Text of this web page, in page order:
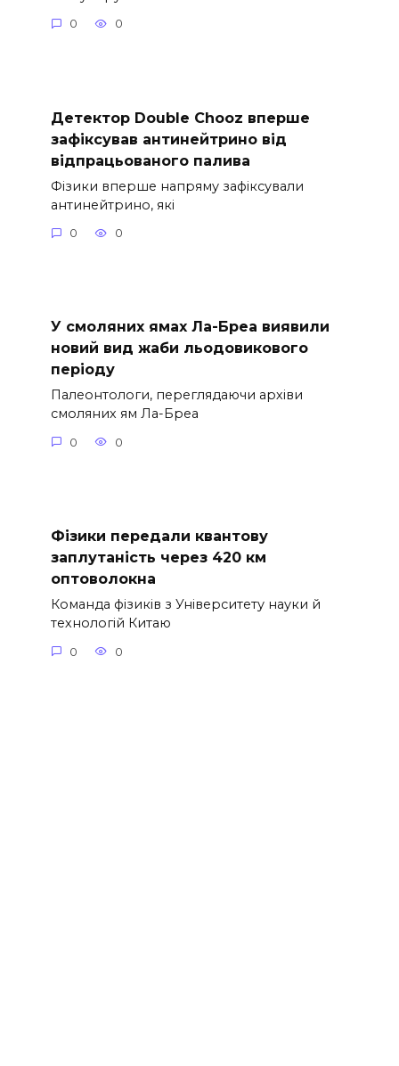
0 0
Детектор Double Chooz вперше
зафіксував антинейтрино від
відпрацьованого палива
Фізики вперше напряму зафіксували
антинейтрино, які
0 0
У смоляних ямах Ла-Бреа виявили
новий вид жаби льодовикового
періоду
Палеонтологи, переглядаючи архіви
смоляних ям Ла-Бреа
0 0
Фізики передали квантову
заплутаність через 420 км
оптоволокна
Команда фізиків з Університету науки й
технологій Китаю
0 0